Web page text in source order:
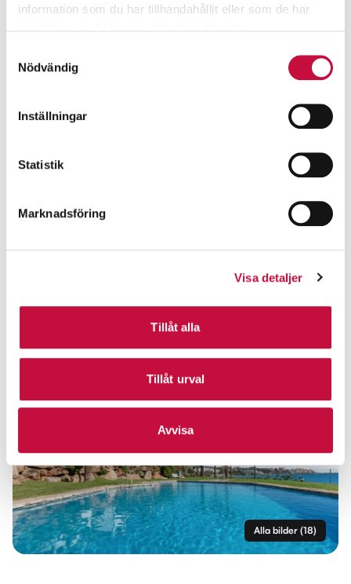
information som du har tillhandahållit eller som de har
Nödvändig
Inställningar
Statistik
Marknadsföring
Visa detaljer
Tillåt alla
Tillåt urval
Avvisa
Alla bilder (18)